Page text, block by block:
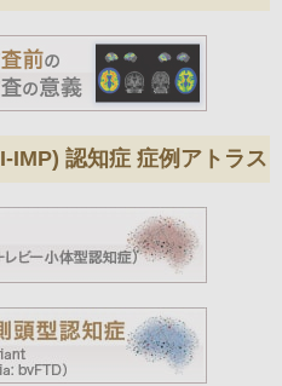
I-IMP) 認知症 症例アトラス